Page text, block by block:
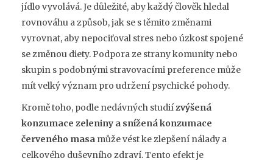
jídlo vyvolává. Je důležité, aby každý člověk hledal
rovnováhu a způsob, jak se s těmito změnami
vyrovnat, aby nepociťoval stres nebo úzkost spojené
se změnou diety. Podpora ze strany komunity nebo
skupin s podobnými stravovacími preference může
mít velký význam pro udržení psychické pohody.
Kromě toho, podle nedávných studiízvýšená
konzumace zeleniny a snížená konzumace
červeného masa může vést ke zlepšení nálady a
celkového duševního zdraví. Tento efekt je